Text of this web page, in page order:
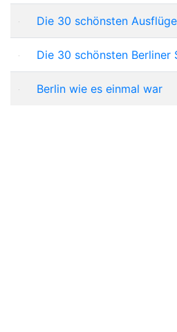
Die 30 schönsten
Die 30 schönsten Berliner
Berlin wie es einmal war